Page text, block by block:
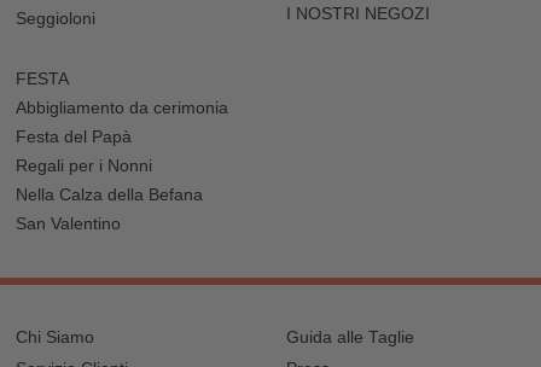
Seggioloni
I NOSTRI NEGOZI
FESTA
Abbigliamento da cerimonia
Festa del Papà
Regali per i Nonni
Nella Calza della Befana
San Valentino
Chi Siamo
Guida alle Taglie